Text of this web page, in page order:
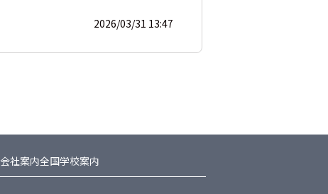
2026/03/31 13:47
会社案内全国学校案内